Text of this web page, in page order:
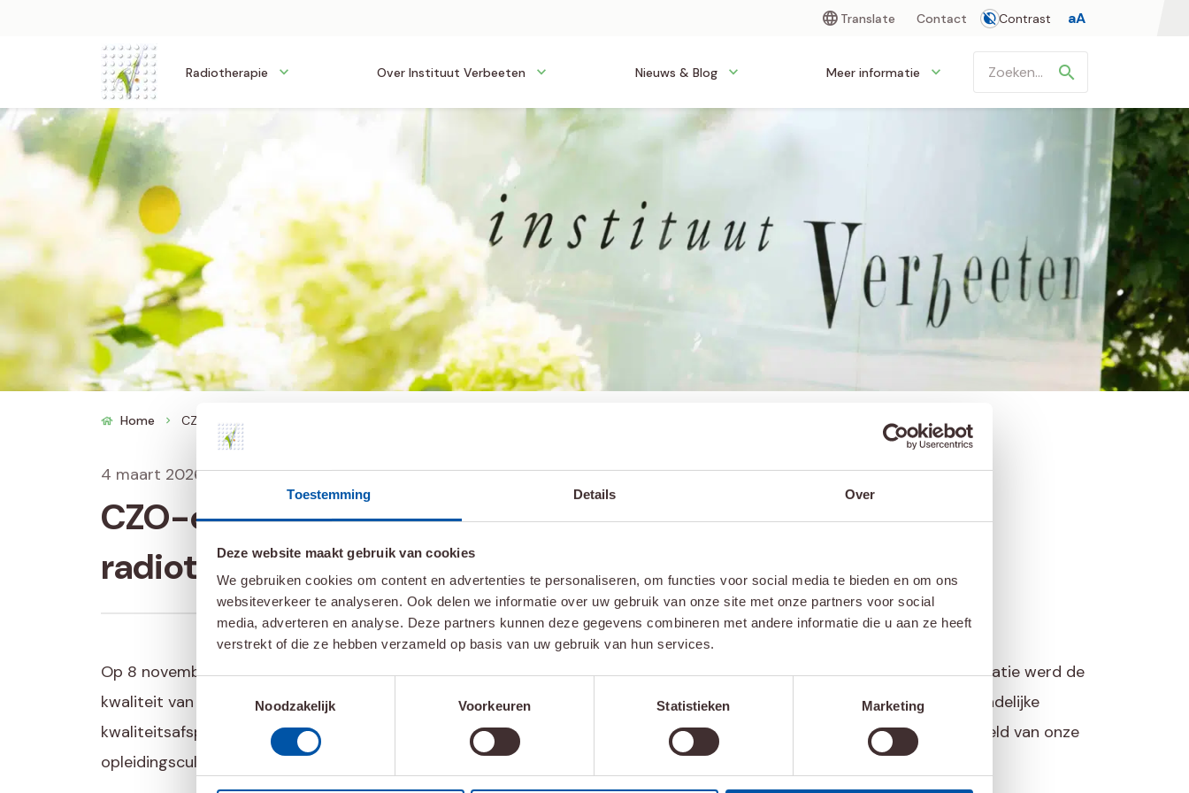
Toestemming Details Over
Deze website maakt gebruik van cookies
We gebruiken cookies om content en advertenties te personaliseren, om functies voor social media te bieden en om ons
websiteverkeer te analyseren. Ook delen we informatie over uw gebruik van onze site met onze partners voor social
media, adverteren en analyse. Deze partners kunnen deze gegevens combineren met andere informatie die u aan ze heeft
verstrekt of die ze hebben verzameld op basis van uw gebruik van hun services.
Noodzakelijk
Voorkeuren Statistieken Marketing
Translate Contact Contrast aA
Radiotherapie Over Instituut Verbeeten Nieuws & Blog Meer informatie
Zoeken
in
https://www.verbeeten.nl/

Home chevron_right CZO-erkenning opleiding tot radiotherapeutisch laborant
CZO-erkenning opleiding tot
radiotherapeutisch laborant
4 maart 2026
Op 8 november 2025 heeft het College Zorgopleidingen (CZO) een visitatie uitgevoerd bij Instituut Verbeeten. Bij de visitatie werd de
kwaliteit van opleiden tot radiotherapeutisch laborant onderzocht in onze dagelijkse praktijk en of we voldoen aan de landelijke
kwaliteitsafspraken. Het CZO sprak met studenten, praktijkbegeleiders en leidinggevenden en kreeg zo een compleet beeld van onze
opleidingscultuur en kwaliteit.